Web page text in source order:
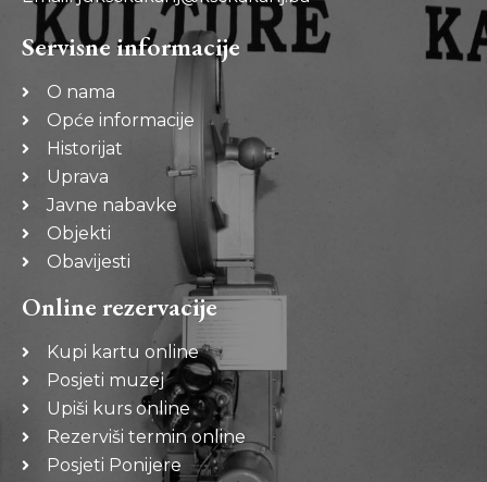
Servisne informacije
O nama
Opće informacije
Historijat
Uprava
Javne nabavke
Objekti
Obavijesti
Online rezervacije
Kupi kartu online
Posjeti muzej
Upiši kurs online
Rezerviši termin online
Posjeti Ponijere